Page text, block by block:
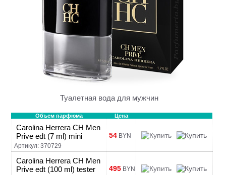
Туалетная вода для мужчин
Объем парфюма Цена
Carolina Herrera CH Men
Prive edt (7 ml) mini
Артикул: 370729
54 BYN
Carolina Herrera CH Men
Prive edt (100 ml) tester
495 BYN